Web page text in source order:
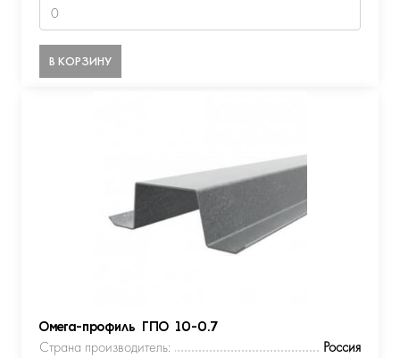
В КОРЗИНУ
Омега-профиль ГПО 10-0.7
Страна производитель:
Россия